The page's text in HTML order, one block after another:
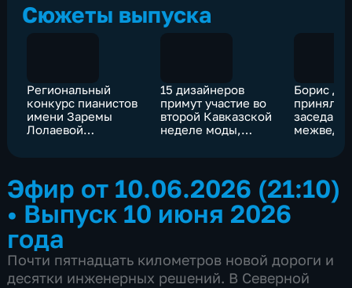
Сюжеты выпуска
Региональный
конкурс пианистов
имени Заремы
Лолаевой
15 дизайнеров
примут участие во
второй Кавказской
неделе моды,
Борис
принял
средств
Эфир от 10.06.2026 (21:10)
• Выпуск 10 июня 2026
года
Почти пятнадцать километров новой дороги и
десятки инженерных решений. В Северной